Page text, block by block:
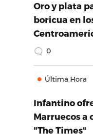
Oro y plata
boricua en
0
Última Hora
Infantino
Marruecos a
"The Times"